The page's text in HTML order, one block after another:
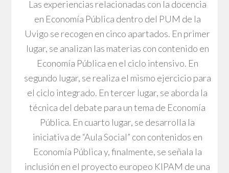
Las experiencias relacionadas con la docencia
en Economía Pública dentro del PUM de la
Uvigo se recogen en cinco apartados. En primer
lugar, se analizan las materias con contenido en
Economía Pública en el ciclo intensivo. En
segundo lugar, se realiza el mismo ejercicio para
el ciclo integrado. En tercer lugar, se aborda la
técnica del debate para un tema de Economía
Pública. En cuarto lugar, se desarrolla la
iniciativa de “Aula Social” con contenidos en
Economía Pública y, finalmente, se señala la
inclusión en el proyecto europeo KIPAM de una